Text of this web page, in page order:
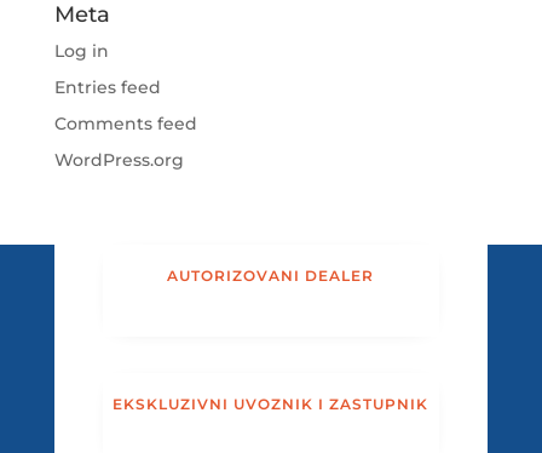
Meta
Log in
Entries feed
Comments feed
WordPress.org
AUTORIZOVANI DEALER
EKSKLUZIVNI UVOZNIK I ZASTUPNIK